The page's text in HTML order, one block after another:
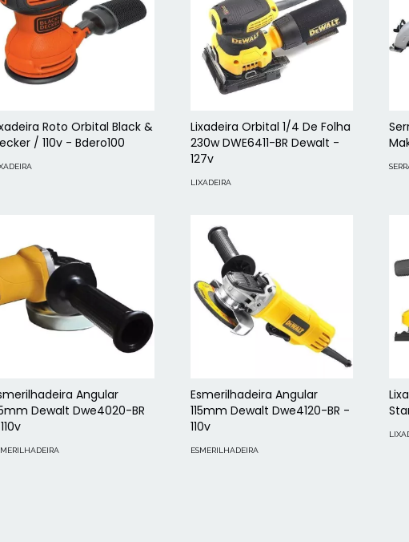
Roto Orbital Black &
/ 110v - Bdero100
Lixadeira Orbital 1/4 De Folha
230w DWE6411-BR Dewalt -
127v
LIXADEIRA
Angular
Dewalt Dwe4020-BR
Esmerilhadeira Angular
115mm Dewalt Dwe4120-BR -
110v
ESMERILHADEIRA